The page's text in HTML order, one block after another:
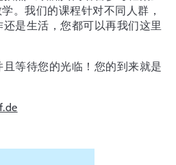
。我们的课程针对不同人群，
是生活，您都可以再我们这里
等待您的光临！您的到来就是